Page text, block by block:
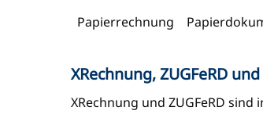
Papierrechnung
XRechnung, ZUGFeRD
XRechnung und ZUGFeRD